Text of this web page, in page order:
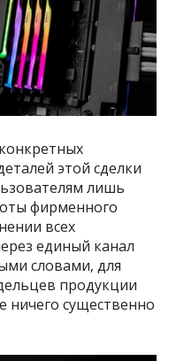
этой сделки
лишь
фирменного
всех
единый канал
словами, для
продукции
ничего существенно